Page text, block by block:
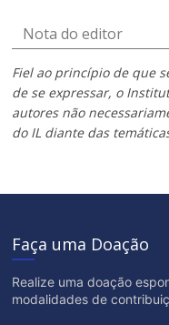
Nota do editor
Fiel ao princípio de que
de se expressar, o
autores não
do IL diante das
Faça uma Doação
Realize uma doação
modalidades de